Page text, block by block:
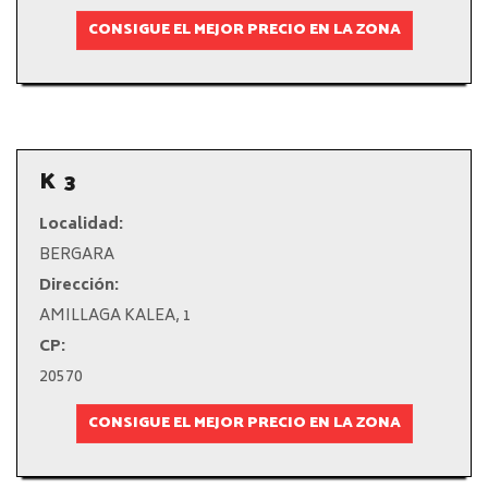
CONSIGUE EL MEJOR PRECIO EN LA ZONA
K 3
Localidad:
BERGARA
Dirección:
AMILLAGA KALEA, 1
CP:
20570
CONSIGUE EL MEJOR PRECIO EN LA ZONA